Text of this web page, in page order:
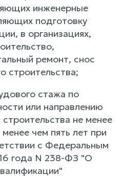
инженерные
подготовку
в организациях,
ремонт, снос
строительства;
стажа по
или направлению
не менее
чем пять лет при
с Федеральным
года N 238-ФЗ "О